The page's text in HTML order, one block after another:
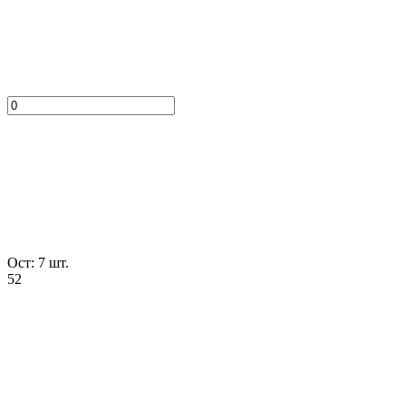
Ост: 7 шт.
52